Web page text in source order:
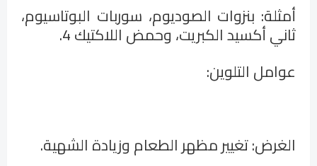
أمثلة: بنزوات الصوديوم، سوربات البوتاسيوم،
ثاني أكسيد الكبريت، وحمض اللاكتيك 4 .
عوامل التلوين:
الغرض: تغيير مظهر الطعام وزيادة الشهية.